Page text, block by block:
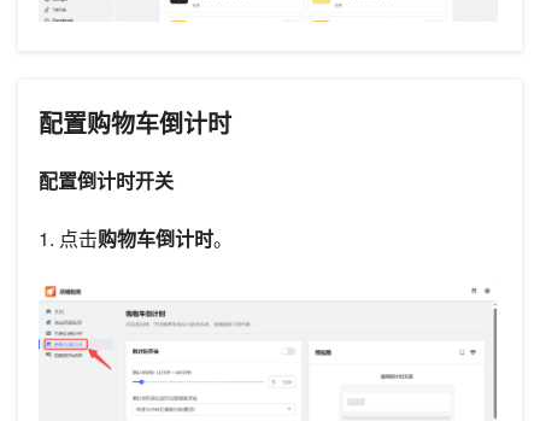
配置购物车倒计时
配置倒计时开关
1. 点击购物车倒计时。